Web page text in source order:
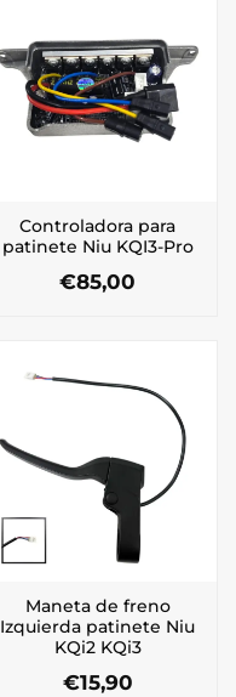
Controladora para
patinete Niu KQI3-Pro
€85,00
Maneta de freno
Izquierda patinete Niu
KQi2 KQi3
€15,90